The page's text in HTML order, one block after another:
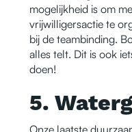
mogelijkheid is om
vrijwilligersactie te
bij de teambinding.
alles telt. Dit is ook
doen!
5.
Onze laatste